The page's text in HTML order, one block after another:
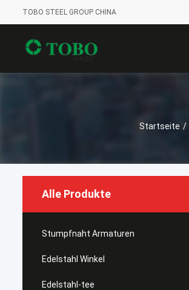
TOBO STEEL GROUP CHINA
Startseite /
Alle Produkte
Stumpfnaht Armaturen
Edelstahl Winkel
Edelstahl-tee